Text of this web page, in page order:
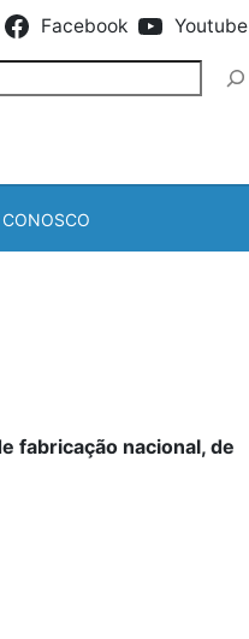
Facebook Youtube
CONOSCO
fabricação nacional, de